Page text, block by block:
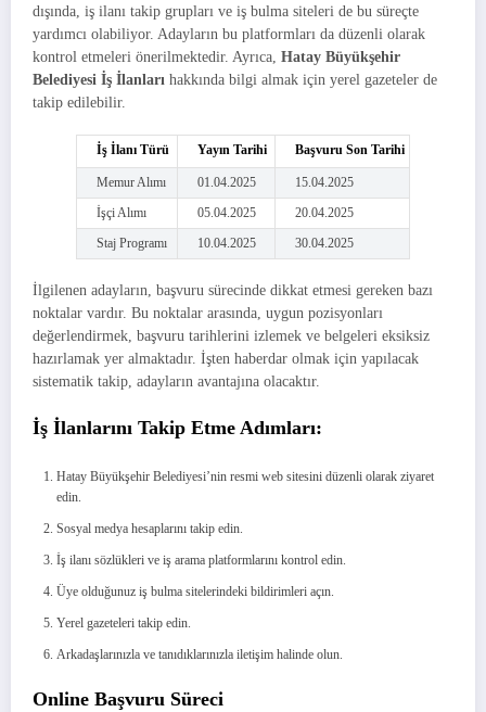
dışında, iş ilanı takip grupları ve iş bulma siteleri de bu süreçte
yardımcı olabiliyor. Adayların bu platformları da düzenli olarak
kontrol etmeleri önerilmektedir. Ayrıca, Hatay Büyükşehir
Belediyesi İş İlanları hakkında bilgi almak için yerel gazeteler de
takip edilebilir.
İş İlanı Türü Yayın Tarihi Başvuru Son Tarihi
Memur Alımı 01.04.2025
15.04.2025
İşçi Alımı
05.04.2025
20.04.2025
Staj Programı
10.04.2025 30.04.2025
İlgilenen adayların, başvuru sürecinde dikkat etmesi gereken bazı
noktalar vardır. Bu noktalar arasında, uygun pozisyonları
değerlendirmek, başvuru tarihlerini izlemek ve belgeleri eksiksiz
hazırlamak yer almaktadır. İşten haberdar olmak için yapılacak
sistematik takip, adayların avantajına olacaktır.
İş İlanlarını Takip Etme Adımları:
Hatay Büyükşehir Belediyesi’nin resmi web sitesini düzenli olarak ziyaret
edin.
Sosyal medya hesaplarını takip edin.
İş ilanı sözlükleri ve iş arama platformlarını kontrol edin.
Üye olduğunuz iş bulma sitelerindeki bildirimleri açın.
Yerel gazeteleri takip edin.
Arkadaşlarınızla ve tanıdıklarınızla iletişim halinde olun.
Online Başvuru Süreci